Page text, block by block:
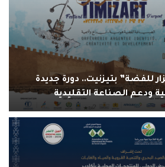
للفضة” بتيزنيت.. دورة جديدة
ودعم الصناعة التقليدية